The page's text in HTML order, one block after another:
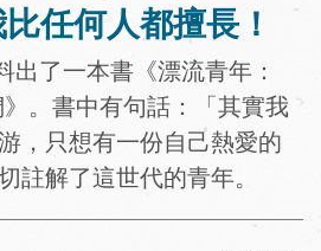
任何人都擅長！
出了一本書《漂流青年：
。書中有句話：「其實我
，只想有一份自己熱愛的
註解了這世代的青年。